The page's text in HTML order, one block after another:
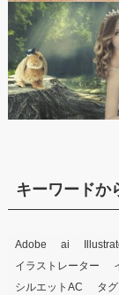
キーワードか
Adobe ai
イラストレーター
シルエットAC
タグ